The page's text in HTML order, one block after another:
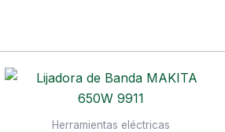
Herramientas eléctricas